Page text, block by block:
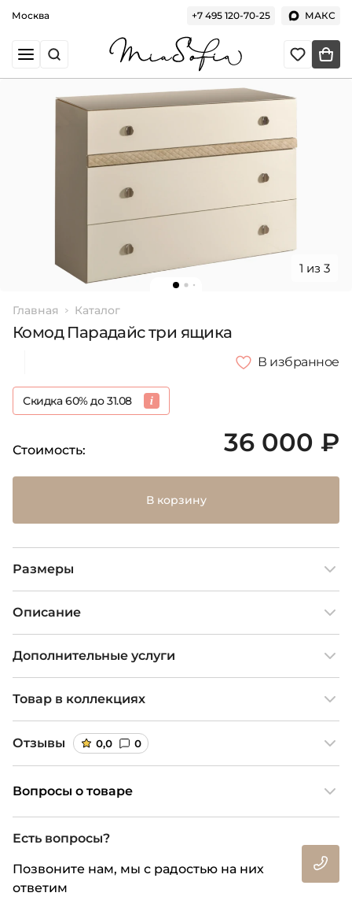
Москва +7 495 120-70-25 МАКС
1 из 3
Главная Каталог
Комод Парадайс три ящика
В избранное
Скидка 60% до 31.08
Стоимость: 36 000 ₽
В корзину
Размеры
Описание
Дополнительные услуги
Товар в коллекциях
Отзывы 0,0 0
Вопросы о товаре
Есть вопросы?
Позвоните нам, мы с радостью на них
ответим